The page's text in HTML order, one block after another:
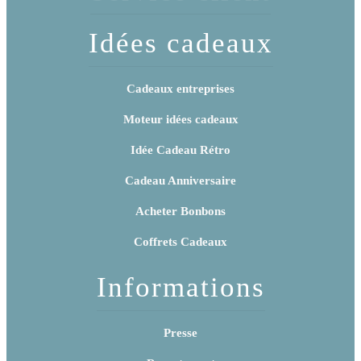
Idées cadeaux
Cadeaux entreprises
Moteur idées cadeaux
Idée Cadeau Rétro
Cadeau Anniversaire
Acheter Bonbons
Coffrets Cadeaux
Informations
Presse